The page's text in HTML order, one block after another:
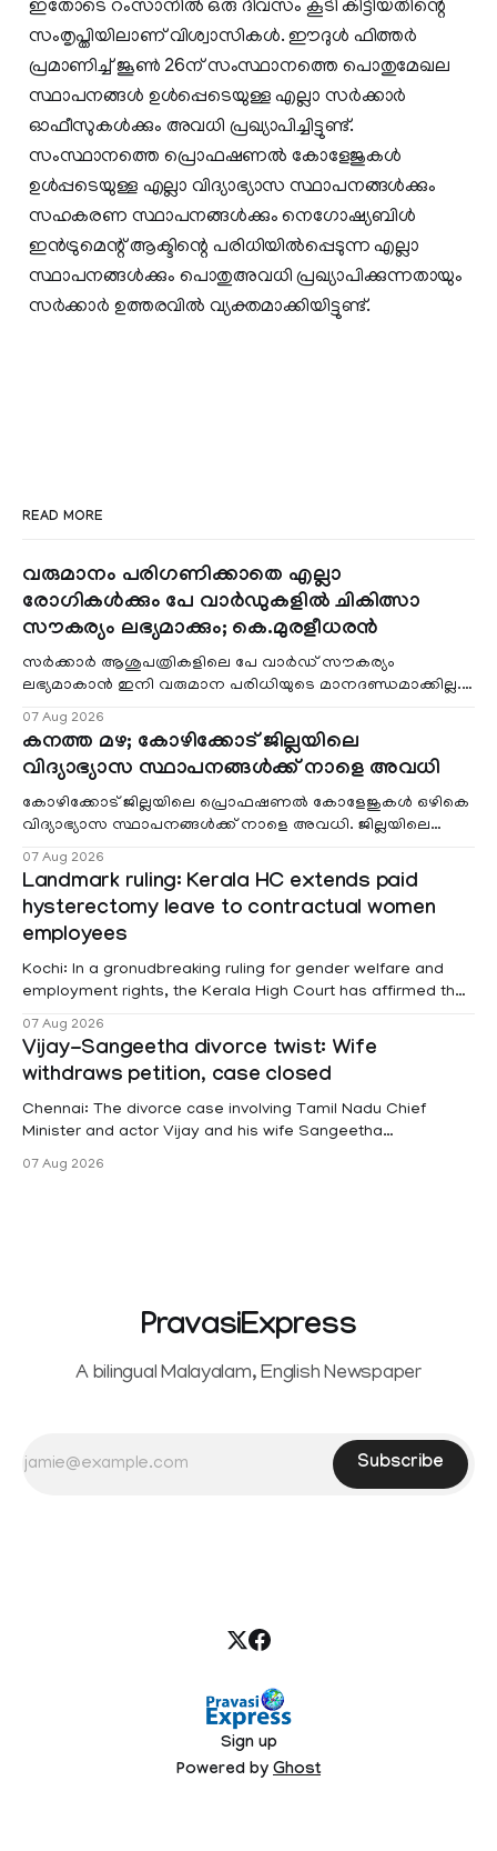
ഇതോടെ റംസാനില്‍ ഒരു ദിവസം കൂടി കിട്ടിയതിന്റെ
സംതൃപ്തിയിലാണ് വിശ്വാസികള്‍. ഈദുള്‍ ഫിത്തര്‍
പ്രമാണിച്ച് ജൂണ്‍ 26ന് സംസ്ഥാനത്തെ പൊതുമേഖല
സ്ഥാപനങ്ങള്‍ ഉള്‍പ്പെടെയുള്ള എല്ലാ സര്‍ക്കാര്‍
ഓഫീസുകള്‍ക്കും അവധി പ്രഖ്യാപിച്ചിട്ടുണ്ട്.
സംസ്ഥാനത്തെ പ്രൊഫഷണല്‍ കോളേജുകള്‍
ഉള്‍പ്പടെയുള്ള എല്ലാ വിദ്യാഭ്യാസ സ്ഥാപനങ്ങള്‍ക്കും
സഹകരണ സ്ഥാപനങ്ങള്‍ക്കും നെഗോഷ്യബിള്‍
ഇന്‍ട്രുമെന്റ് ആക്ടിന്റെ പരിധിയില്‍പ്പെടുന്ന എല്ലാ
സ്ഥാപനങ്ങള്‍ക്കും പൊതുഅവധി പ്രഖ്യാപിക്കുന്നതായും
സര്‍ക്കാര്‍ ഉത്തരവില്‍ വ്യക്തമാക്കിയിട്ടുണ്ട്.
READ MORE
വരുമാനം പരിഗണിക്കാതെ എല്ലാ
രോഗികൾക്കും പേ വാർഡുകളിൽ ചികിത്സാ
സൗകര്യം ലഭ്യമാക്കും; കെ.മുരളീധരൻ
സർക്കാർ ആശുപത്രികളിലെ പേ വാർഡ് സൗകര്യം
ലഭ്യമാകാൻ ഇനി വരുമാന പരിധിയുടെ മാനദണ്ഡമാക്കില്ല.
07 Aug 2026
കനത്ത മഴ; കോഴിക്കോട് ജില്ലയിലെ
വിദ്യാഭ്യാസ സ്ഥാപനങ്ങൾക്ക് നാളെ അവധി
കോഴിക്കോട് ജില്ലയിലെ പ്രൊഫഷണൽ കോളേജുകൾ ഒഴികെ
വിദ്യാഭ്യാസ സ്ഥാപനങ്ങൾക്ക് നാളെ അവധി. ജില്ലയിലെ
07 Aug 2026
Landmark ruling: Kerala HC extends paid
hysterectomy leave to contractual women
employees
Kochi: In a gronudbreaking ruling for gender welfare and
employment rights, the Kerala High Court has affirmed that
projects are eligible for paid medical leave following
hysterectomy surgery under the Kerala Service Rules
(KSR). The court noted that since essential benefits like
maternity
07 Aug 2026
Vijay-Sangeetha divorce twist: Wife
withdraws petition, case closed
Chennai: The divorce case involving Tamil Nadu Chief
Minister and actor Vijay and his wife Sangeetha
Sowrnalingam has taken a new turn after Sangeetha
07 Aug 2026
PravasiExpress
A bilingual Malayalam, English Newspaper
Subscribe
Sign up
Powered by Ghost